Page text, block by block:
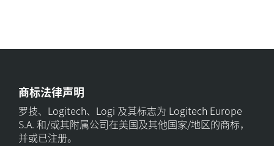
商标法律声明
罗技、Logitech、Logi 及其标志为 Logitech Europe
S.A. 和/或其附属公司在美国及其他国家/地区的商标，
并或已注册。